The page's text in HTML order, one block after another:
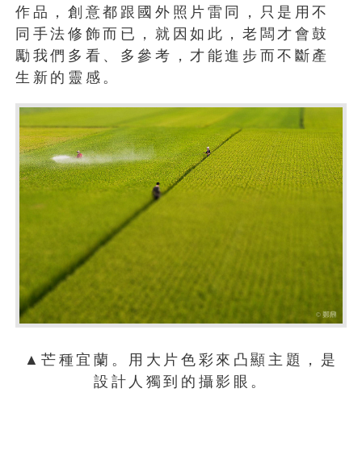
作品，創意都跟國外照片雷同，只是用不
同手法修飾而已，就因如此，老闆才會鼓
勵我們多看、多參考，才能進步而不斷產
生新的靈感。
▲芒種宜蘭。用大片色彩來凸顯主題，是
設計人獨到的攝影眼。